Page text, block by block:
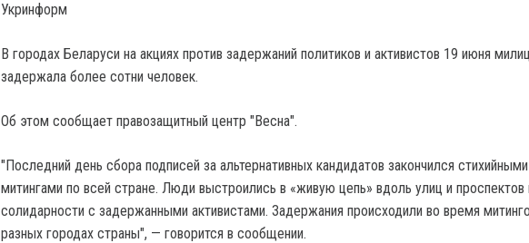
Укринформ
В городах Беларуси на акциях против задержаний политиков и активистов 19 июня
задержала более сотни человек.
Об этом сообщает правозащитный центр "Весна".
"Последний день сбора подписей за альтернативных кандидатов закончился стихийными
митингами по всей стране. Люди выстроились в «живую цепь» вдоль улиц и проспектов
солидарности с задержанными активистами. Задержания происходили во время
разных городах страны", — говорится в сообщении.